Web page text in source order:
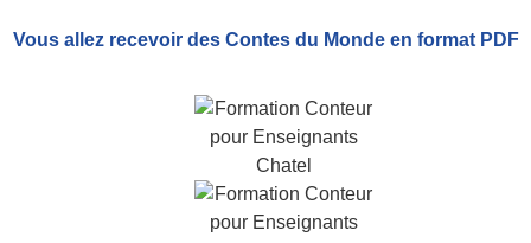
Vous allez recevoir des Contes du Monde en format PDF